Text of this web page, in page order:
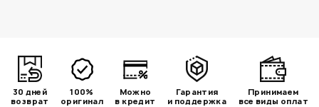
30 дней
возврат
100%
оригинал
Можно
в кредит
Гарантия
и поддержка
Принимаем
все виды оплат